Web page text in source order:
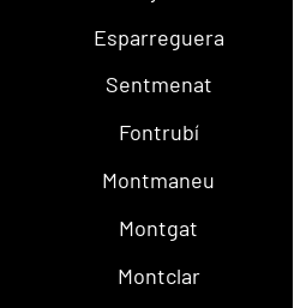
Esparreguera
Sentmenat
Fontrubí
Montmaneu
Montgat
Montclar